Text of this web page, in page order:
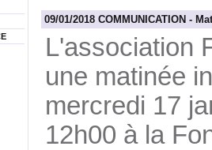
09/01/2018 COMMUNICATION -
L'association
une matinée
mercredi 17
12h00 à la